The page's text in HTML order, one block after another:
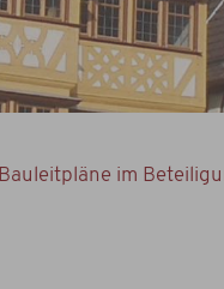
Bauleitpläne im